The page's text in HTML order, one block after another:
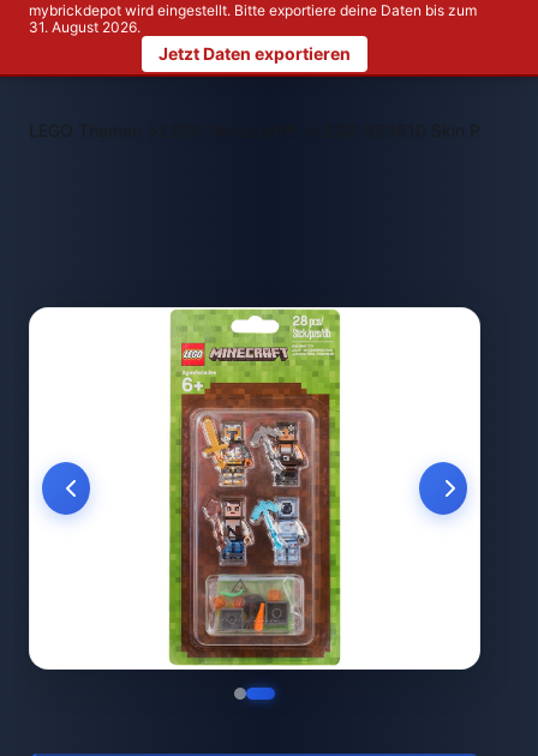
mybrickdepot wird eingestellt. Bitte exportiere deine Daten bis zum
31. August 2026.
Jetzt Daten exportieren
LEGO Themen > LEGO 853610 Skin Pack